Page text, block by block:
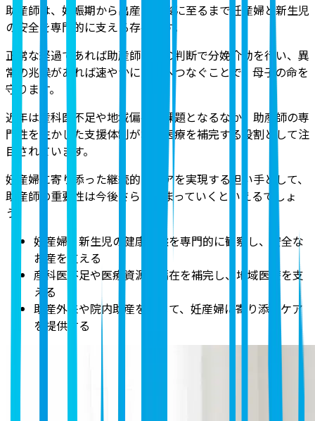
助産師は、妊娠期から出産、産後に至るまで妊産婦と新生児
の安全を専門的に支える存在です。
正常な経過であれば助産師自身の判断で分娩介助を行い、異
常の兆候があれば速やかに医師へつなぐことで、母子の命を
守ります。
近年は産科医不足や地域偏在が課題となるなか、助産師の専
門性を生かした支援体制が地域医療を補完する役割として注
目されています。
妊産婦に寄り添った継続的なケアを実現する担い手として、
助産師の重要性は今後さらに高まっていくといえるでしょ
う。
妊産婦・新生児の健康状態を専門的に観察し、安全な
お産を支える
産科医不足や医療資源の偏在を補完し、地域医療を支
える
助産外来や院内助産を通じて、妊産婦に寄り添うケア
を提供する